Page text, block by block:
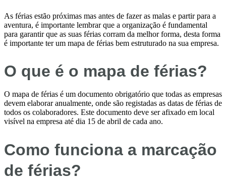
As férias estão próximas mas antes de fazer as malas e partir para a
aventura, é importante lembrar que a organização é fundamental
para garantir que as suas férias corram da melhor forma, desta forma
é importante ter um mapa de férias bem estruturado na sua empresa.
O que é o mapa de férias?
O mapa de férias é um documento obrigatório que todas as empresas
devem elaborar anualmente, onde são registadas as datas de férias de
todos os colaboradores. Este documento deve ser afixado em local
visível na empresa até dia 15 de abril de cada ano.
Como funciona a marcação
de férias?